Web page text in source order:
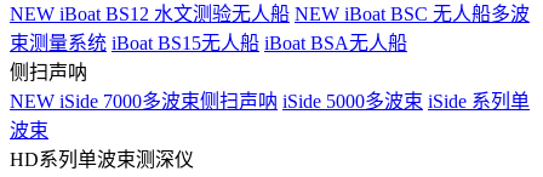
NEW iBoat BS12 水文测验无人船 NEW iBoat BSC 无人船多波
束测量系统 iBoat BS15无人船 iBoat BSA无人船
侧扫声呐
NEW iSide 7000多波束侧扫声呐 iSide 5000多波束 iSide 系列单
波束
HD系列单波束测深仪